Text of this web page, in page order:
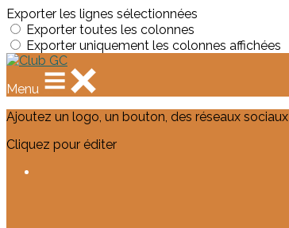
Exporter les lignes sélectionnées
Exporter toutes les colonnes
Exporter uniquement les colonnes affichées
Menu
Ajoutez un logo, un bouton, des réseaux sociaux
Cliquez pour éditer